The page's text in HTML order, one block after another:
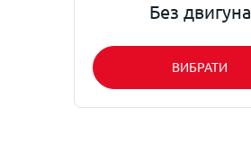
Без двигуна
ВИБРАТИ